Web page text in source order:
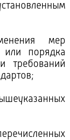
мер
или порядка
требований